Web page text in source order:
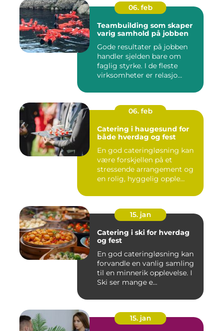
06. feb
Teambuilding som skaper
varig samhold på jobben
Gode resultater på jobben
handler sjelden bare om
faglig styrke. I de fleste
virksomheter er relasjo...
06. feb
Catering i haugesund for
både hverdag og fest
En god cateringløsning kan
være forskjellen på et
stressende arrangement og
en rolig, hyggelig opple...
15. jan
Catering i ski for hverdag
og fest
En god cateringløsning kan
forvandle en vanlig samling
til en minnerik opplevelse. I
Ski ser mange e...
15. jan